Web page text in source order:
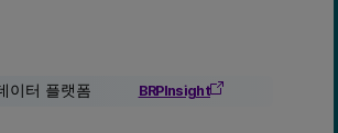
이터 플랫폼 BRPInsight